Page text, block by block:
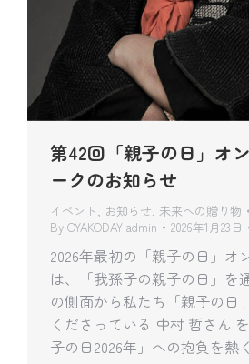
第42回「親子の日」オ
ークのお知らせ
イベント お知らせ 未来への贈り物
By OYAKODAY admin 2026年1月23日
2026年最初の「親子の日」オ
は、「我孫子の親子の日」を
の側面から私たち「親子の日
くださっている 中村 哲さん
子の日2026年」への抱負を熱